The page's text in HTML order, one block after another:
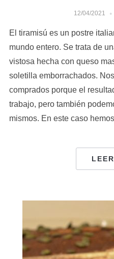
12/04/2021
El tiramisú es un postre
mundo entero. Se trata de
vistosa hecha con queso
soletilla emborrachados.
comprados porque el
trabajo, pero también
mismos. En este caso